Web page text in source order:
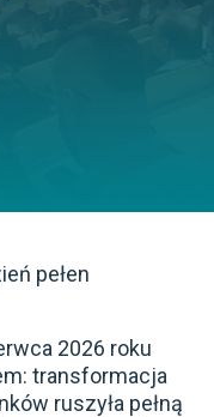
pełen
2026 roku
transformacja
ruszyła pełną